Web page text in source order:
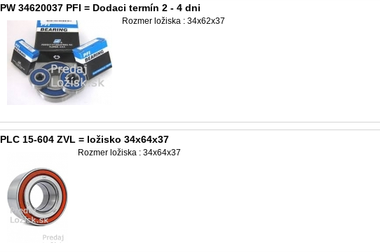
PW 34620037 PFI = Dodaci termín 2 - 4 dni
Rozmer ložiska : 34x62x37
PLC 15-604 ZVL = ložisko 34x64x37
Rozmer ložiska : 34x64x37